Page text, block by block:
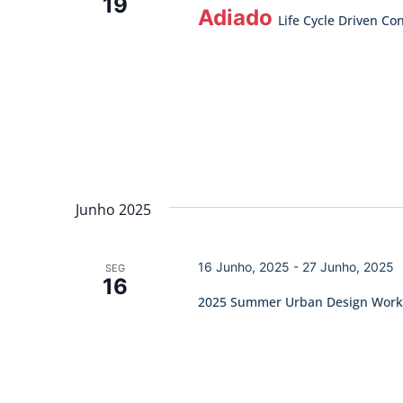
Adiado Life Cycle Driven
Junho 2025
SEG
16
2025 Summer Urban Design
16 Junho, 2025 - 27 Junho, 2025